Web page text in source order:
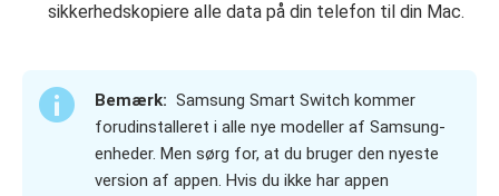
sikkerhedskopiere alle data på din telefon til din Mac.
Bemærk: Samsung Smart Switch kommer
forudinstalleret i alle nye modeller af Samsung-
enheder. Men sørg for, at du bruger den nyeste
version af appen. Hvis du ikke har appen